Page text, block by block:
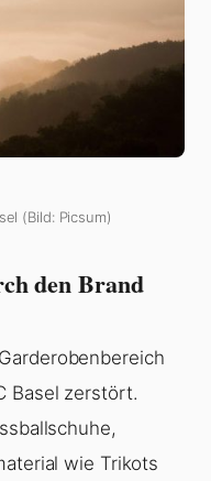
(Bild: Picsum)
den Brand
Basel zerstört.
wie Trikots